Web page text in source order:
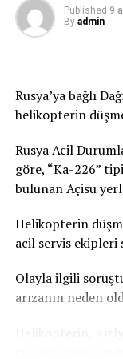
KAÇIRMAYIN
Şili’den
yapılmayacak
1956 yılından bu
kaydedildi.
Basına yansıyan
kadar farklı
Fransa’da ise,
edildiği cenaze
Ulusal Cenaze
Paris’teki iki
kente yakın
yoğunluk
Published 9
By admin
Rusya’ya bağlı
helikopterin
Rusya Acil
göre, “Ka-226”
bulunan Açisu
Helikopterin
acil servis ekipleri
Olayla ilgili
arızanın neden